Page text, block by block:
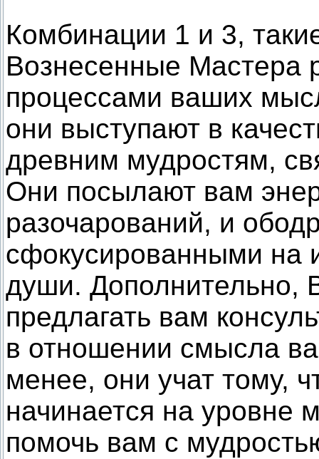
Комбинации 1 и 3,
Вознесенные Мастера
процессами ваших
они выступают в
древним мудростям,
Они посылают вам
разочарований, и
сфокусированными на
души. Дополнительно,
предлагать вам
в отношении смысла
менее, они учат тому,
начинается на уровне
помочь вам с